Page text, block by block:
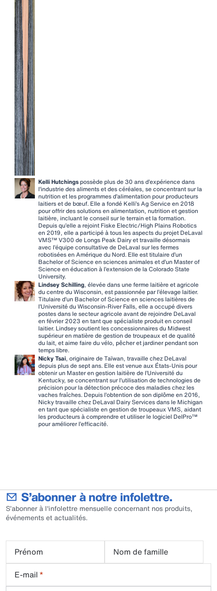
Kelli Hutchings possède plus de 30 ans d’expérience dans
l’industrie des aliments et des céréales, se concentrant sur la
nutrition et les programmes d’alimentation pour producteurs
laitiers et de bœuf. Elle a fondé Kelli’s Ag Service en 2018
pour offrir des solutions en alimentation, nutrition et gestion
laitière, incluant le conseil sur le terrain et la formation.
Depuis qu’elle a rejoint Fiske Electric/High Plains Robotics
en 2019, elle a participé à tous les aspects du projet DeLaval
VMS™ V300 de Longs Peak Dairy et travaille désormais
avec l’équipe consultative de DeLaval sur les fermes
robotisées en Amérique du Nord. Elle est titulaire d’un
Bachelor of Science en sciences animales et d’un Master of
Science en éducation à l’extension de la Colorado State
University.
Lindsey Schilling, élevée dans une ferme laitière et agricole
du centre du Wisconsin, est passionnée par l’élevage laitier.
Titulaire d’un Bachelor of Science en sciences laitières de
l’Université du Wisconsin-River Falls, elle a occupé divers
postes dans le secteur agricole avant de rejoindre DeLaval
en février 2023 en tant que spécialiste produit en conseil
laitier. Lindsey soutient les concessionnaires du Midwest
supérieur en matière de gestion de troupeaux et de qualité
du lait, et aime faire du vélo, pêcher et jardiner pendant son
temps libre.
Nicky Tsai, originaire de Taïwan, travaille chez DeLaval
depuis plus de sept ans. Elle est venue aux États-Unis pour
obtenir un Master en gestion laitière de l’Université du
Kentucky, se concentrant sur l’utilisation de technologies de
précision pour la détection précoce des maladies chez les
vaches fraîches. Depuis l’obtention de son diplôme en 2016,
Nicky travaille chez DeLaval Dairy Services dans le Michigan
en tant que spécialiste en gestion de troupeaux VMS, aidant
les producteurs à comprendre et utiliser le logiciel DelPro™
pour améliorer l’efficacité.
S’abonner à notre infolettre.
S’abonner à l'infolettre mensuelle concernant nos produits,
événements et actualités.
Prénom
Nom de famille
E-mail *